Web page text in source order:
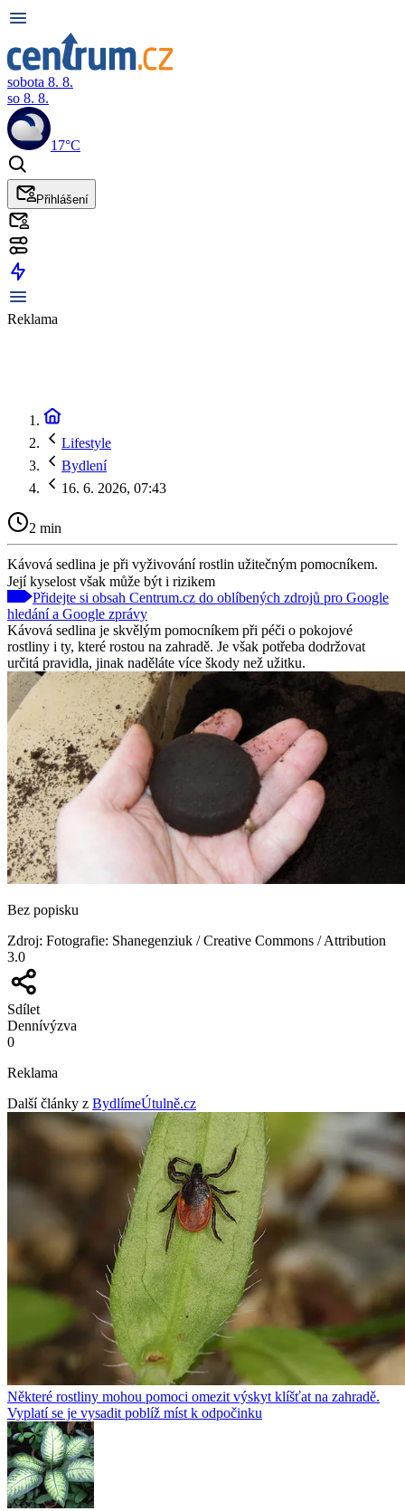
sobota 8. 8.
so 8. 8.
17°C
Přihlášení
Reklama
Lifestyle
Bydlení
16. 6. 2026, 07:43
2 min
Kávová sedlina je při vyživování rostlin užitečným pomocníkem.
Její kyselost však může být i rizikem
Přidejte si obsah Centrum.cz do oblíbených zdrojů pro Google
hledání a Google zprávy
Kávová sedlina je skvělým pomocníkem při péči o pokojové
rostliny i ty, které rostou na zahradě. Je však potřeba dodržovat
určitá pravidla, jinak naděláte více škody než užitku.
Bez popisku
Zdroj: Fotografie: Shanegenziuk / Creative Commons / Attribution
3.0
Sdílet
Dennívýzva
0
Reklama
Další články z BydlímeÚtulně.cz
Některé rostliny mohou pomoci omezit výskyt klíšťat na zahradě.
Vyplatí se je vysadit poblíž míst k odpočinku